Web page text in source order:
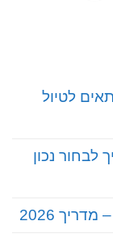
לטיול
לבחור נכון
2026